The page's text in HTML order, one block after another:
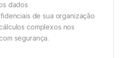
dados
de sua organização
complexos nos
segurança.